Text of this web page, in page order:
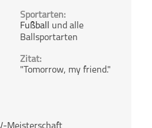
Sportarten:
Fußball
und alle
Ballsportarten
Zitat:
"Tomorrow, my friend."